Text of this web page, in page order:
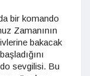
bir komando
Zamanının
bakacak
sevgilisi. Bu